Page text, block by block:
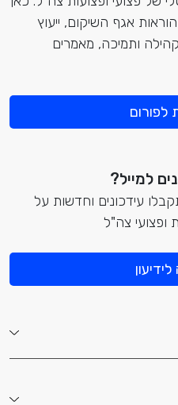
אגף השיקום, ייעוץ
ותמיכה, מאמרים
לפורום
למייל?
עידכונים וחדשות על
ופצועי צה"ל